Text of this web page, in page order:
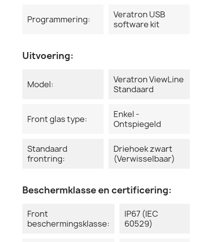
Programmering:
Veratron USB
software kit
Uitvoering:
Model:
Veratron ViewLine
Standaard
Front glas type:
Enkel -
Ontspiegeld
Standaard
frontring:
Driehoek zwart
(Verwisselbaar)
Beschermklasse en certificering:
Front
beschermingsklasse:
IP67 (IEC
60529)